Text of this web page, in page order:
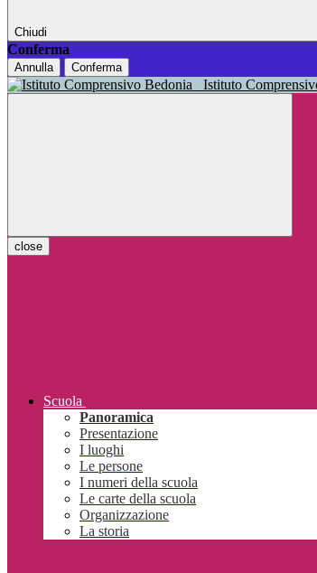
Chiudi
Conferma
Annulla Conferma
Istituto
close
Scuola
Panoramica
Presentazione
I luoghi
Le persone
I numeri della scuola
Le carte della scuola
Organizzazione
La storia